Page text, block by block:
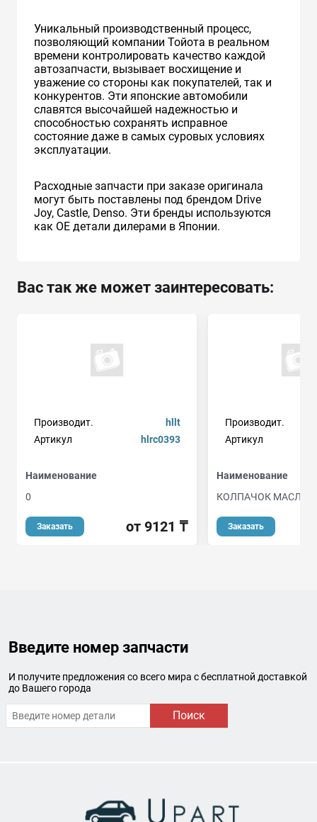
Уникальный производственный процесс,
позволяющий компании Тойота в реальном
времени контролировать качество каждой
автозапчасти, вызывает восхищение и
уважение со стороны как покупателей, так и
конкурентов. Эти японские автомобили
славятся высочайшей надежностью и
способностью сохранять исправное
состояние даже в самых суровых условиях
эксплуатации.
Расходные запчасти при заказе оригинала
могут быть поставлены под брендом Drive
Joy, Castle, Denso. Эти бренды используются
как ОЕ детали дилерами в Японии.
Вас так же может заинтересовать:
Производит.
hllt
Артикул
hlrc0393
Наименование
0
Заказать от 9121 ₸
Производит.
Артикул
Наименование
КОЛПАЧОК
Заказать
Введите номер запчасти
И получите предложения со всего мира с бесплатной доставкой
до Вашего города
Поиск